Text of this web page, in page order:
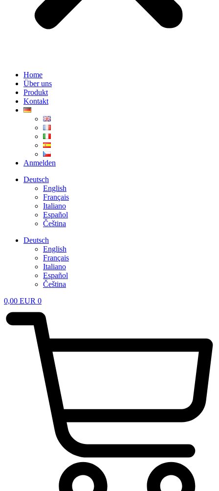
Home
Über uns
Produkt
Kontakt
Anmelden
Deutsch
English
Français
Italiano
Español
Čeština
Deutsch
English
Français
Italiano
Español
Čeština
0,00 EUR 0